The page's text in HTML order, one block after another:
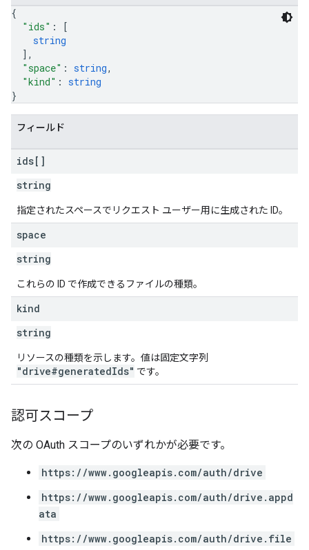
{
"ids" :
[
string
] ,
"space" : string,
"kind" : string
}
フィールド
ids[]
string
指定されたスペースでリクエスト ユーザー用に生成された ID。
space
string
これらの ID で作成できるファイルの種類。
kind
string
リソースの種類を示します。値は固定文字列
"drive#generatedIds" です。
認可スコープ
次の OAuth スコープのいずれかが必要です。
https://www.googleapis.com/auth/drive
https://www.googleapis.com/auth/drive.appd
ata
https://www.googleapis.com/auth/drive.file